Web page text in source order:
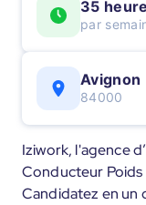
35
par
Avignon
84000
Iziwork, l'agence
Conducteur
Candidatez en un